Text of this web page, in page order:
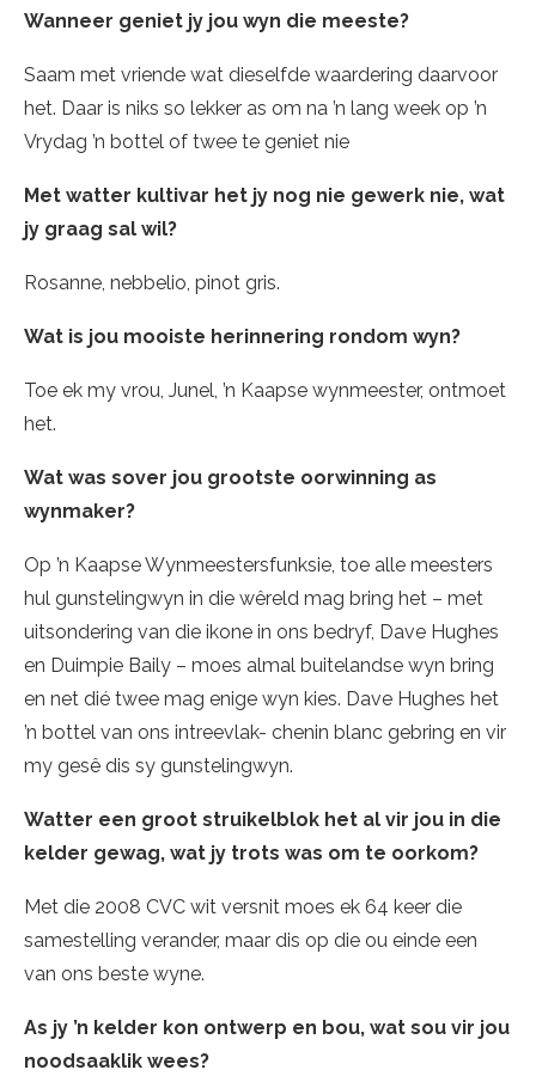
Wanneer geniet jy jou wyn die meeste?
Saam met vriende wat dieselfde waardering daarvoor
het. Daar is niks so lekker as om na ’n lang week op ’n
Vrydag ’n bottel of twee te geniet nie
Met watter kultivar het jy nog nie gewerk nie, wat
jy graag sal wil?
Rosanne, nebbelio, pinot gris.
Wat is jou mooiste herinnering rondom wyn?
Toe ek my vrou, Junel, ’n Kaapse wynmeester, ontmoet
het.
Wat was sover jou grootste oorwinning as
wynmaker?
Op ’n Kaapse Wynmeestersfunksie, toe alle meesters
hul gunstelingwyn in die wêreld mag bring het – met
uitsondering van die ikone in ons bedryf, Dave Hughes
en Duimpie Baily – moes almal buitelandse wyn bring
en net dié twee mag enige wyn kies. Dave Hughes het
’n bottel van ons intreevlak- chenin blanc gebring en vir
my gesê dis sy gunstelingwyn.
Watter een groot struikelblok het al vir jou in die
kelder gewag, wat jy trots was om te oorkom?
Met die 2008 CVC wit versnit moes ek 64 keer die
samestelling verander, maar dis op die ou einde een
van ons beste wyne.
As jy ’n kelder kon ontwerp en bou, wat sou vir jou
noodsaaklik wees?